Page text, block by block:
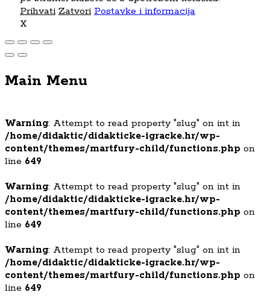
Prihvati Zatvori Postavke i informacija
X
Main Menu
Warning: Attempt to read property "slug" on int in
/home/didaktic/didakticke-igracke.hr/wp-
content/themes/martfury-child/functions.php on
line 649
Warning: Attempt to read property "slug" on int in
/home/didaktic/didakticke-igracke.hr/wp-
content/themes/martfury-child/functions.php on
line 649
Warning: Attempt to read property "slug" on int in
/home/didaktic/didakticke-igracke.hr/wp-
content/themes/martfury-child/functions.php on
line 649